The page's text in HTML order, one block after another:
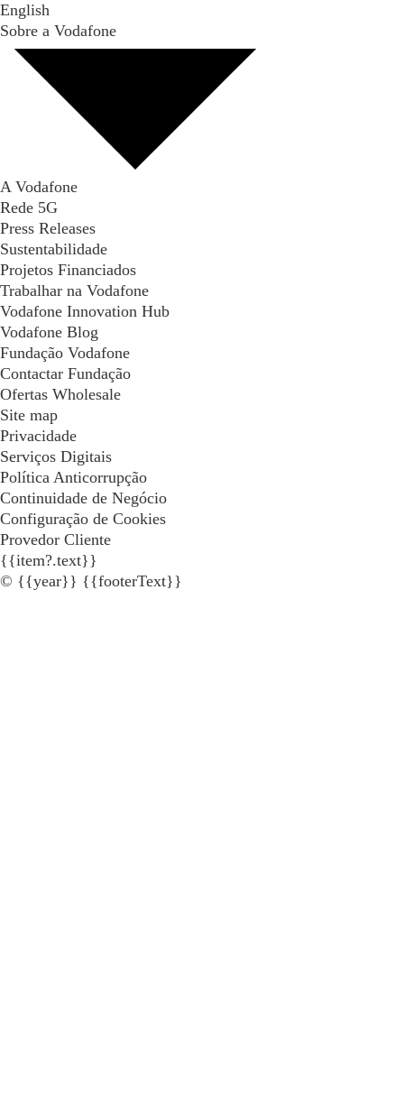
English
Sobre a Vodafone
A Vodafone
Rede 5G
Press Releases
Sustentabilidade
Projetos Financiados
Trabalhar na Vodafone
Vodafone Innovation Hub
Vodafone Blog
Fundação Vodafone
Contactar Fundação
Ofertas Wholesale
Site map
Privacidade
Serviços Digitais
Política Anticorrupção
Continuidade de Negócio
Configuração de Cookies
Provedor Cliente
{{item?.text}}
© {{year}} {{footerText}}